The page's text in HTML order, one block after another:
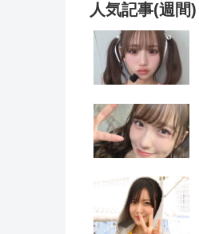
人気記事(週間)